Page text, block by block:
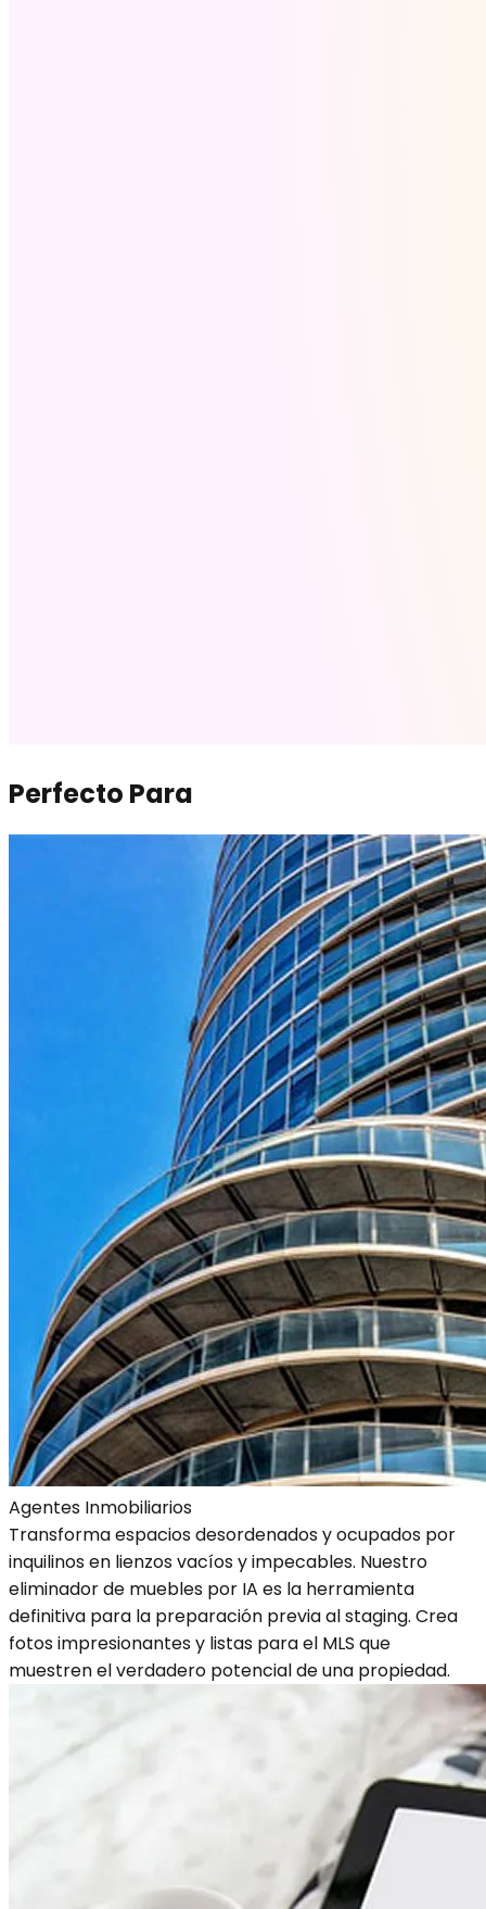
Perfecto Para
Agentes Inmobiliarios
Transforma espacios desordenados y ocupados por
inquilinos en lienzos vacíos y impecables. Nuestro
eliminador de muebles por IA es la herramienta
definitiva para la preparación previa al staging. Crea
fotos impresionantes y listas para el MLS que
muestren el verdadero potencial de una propiedad.